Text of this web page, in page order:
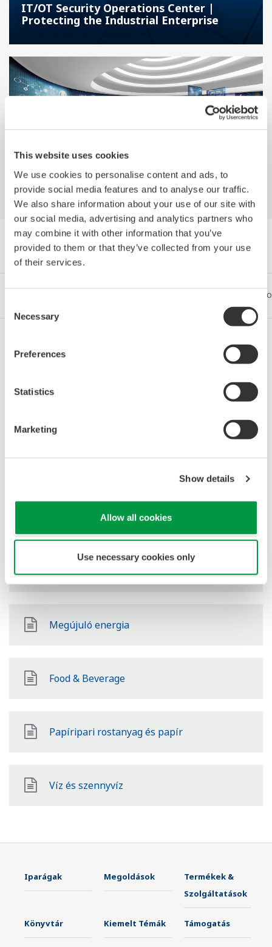
This website uses cookies
We use cookies to personalise content and ads, to
provide social media features and to analyse our traffic.
We also share information about your use of our site with
our social media, advertising and analytics partners who
may combine it with other information that you’ve
provided to them or that they’ve collected from your use
of their services.
Selection
Necessary
Preferences
Statistics
Marketing
Show details
Allow all cookies
Use necessary cookies only
IT/OT Security Operations Center |
Protecting the Industrial Enterprise
A Guide to Smart Manufacturing in the Process
Industries
Böngészés Tanulmányok by Category
Termékek &
Olaj és gáz
Power
Megújuló energia
Food & Beverage
Papíripari rostanyag és papír
Víz és szennyvíz
Iparágak Megoldások
Termékek &
Szolgáltatások
Könyvtár Kiemelt Témák Támogatás